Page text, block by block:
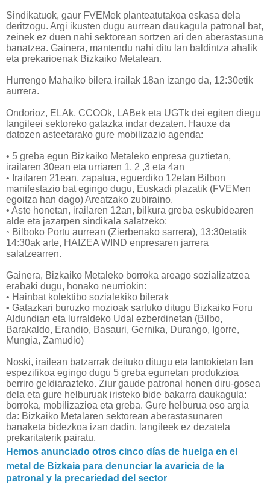
Sindikatuok, gaur FVEMek planteatutakoa eskasa dela
deritzogu. Argi ikusten dugu aurrean daukagula patronal bat,
zeinek ez duen nahi sektorean sortzen ari den aberastasuna
banatzea. Gainera, mantendu nahi ditu lan baldintza ahalik
eta prekarioenak Bizkaiko Metalean.
Hurrengo Mahaiko bilera irailak 18an izango da, 12:30etik
aurrera.
Ondorioz, ELAk, CCOOk, LABek eta UGTk dei egiten diegu
langileei sektoreko gatazka indar dezaten. Hauxe da
datozen asteetarako gure mobilizazio agenda:
• 5 greba egun Bizkaiko Metaleko enpresa guztietan,
irailaren 30ean eta urriaren 1, 2 ,3 eta 4an
• Irailaren 21ean, zapatua, eguerdiko 12etan Bilbon
manifestazio bat egingo dugu, Euskadi plazatik (FVEMen
egoitza han dago) Areatzako zubiraino.
• Aste honetan, irailaren 12an, bilkura greba eskubidearen
alde eta jazarpen sindikala salatzeko:
◦ Bilboko Portu aurrean (Zierbenako sarrera), 13:30etatik
14:30ak arte, HAIZEA WIND enpresaren jarrera
salatzearren.
Gainera, Bizkaiko Metaleko borroka areago sozializatzea
erabaki dugu, honako neurriokin:
• Hainbat kolektibo sozialekiko bilerak
• Gatazkari buruzko mozioak sartuko ditugu Bizkaiko Foru
Aldundian eta lurraldeko Udal ezberdinetan (Bilbo,
Barakaldo, Erandio, Basauri, Gernika, Durango, Igorre,
Mungia, Zamudio)
Noski, irailean batzarrak deituko ditugu eta lantokietan lan
espezifikoa egingo dugu 5 greba egunetan produkzioa
berriro geldiarazteko. Ziur gaude patronal honen diru-gosea
dela eta gure helburuak iristeko bide bakarra daukagula:
borroka, mobilizazioa eta greba. Gure helburua oso argia
da: Bizkaiko Metalaren sektorean aberastasunaren
banaketa bidezkoa izan dadin, langileek ez dezatela
prekaritaterik pairatu.
Hemos anunciado otros cinco días de huelga en el
metal de Bizkaia para denunciar la avaricia de la
patronal y la precariedad del sector